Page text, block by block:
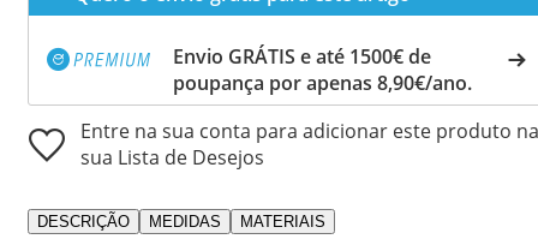
Envio GRÁTIS e até 1500€ de
poupança por apenas 8,90€/ano.
Entre na sua conta para adicionar este produto na
sua Lista de Desejos
DESCRIÇÃO MEDIDAS MATERIAIS